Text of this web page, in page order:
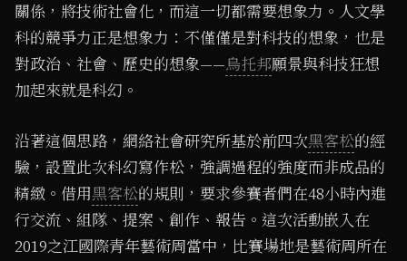
關係，將技術社會化，而這一切都需要想象力。人文學
科的競爭力正是想象力：不僅僅是對科技的想象，也是
對政治、社會、歷史的想象——烏托邦願景與科技狂想
加起來就是科幻。
沿著這個思路，網絡社會研究所基於前四次黑客松的經
驗，設置此次科幻寫作松，強調過程的強度而非成品的
精緻。借用黑客松的規則，要求參賽者們在48小時內進
行交流、組隊、提案、創作、報告。這次活動嵌入在
2019之江國際青年藝術周當中，比賽場地是藝術周所在